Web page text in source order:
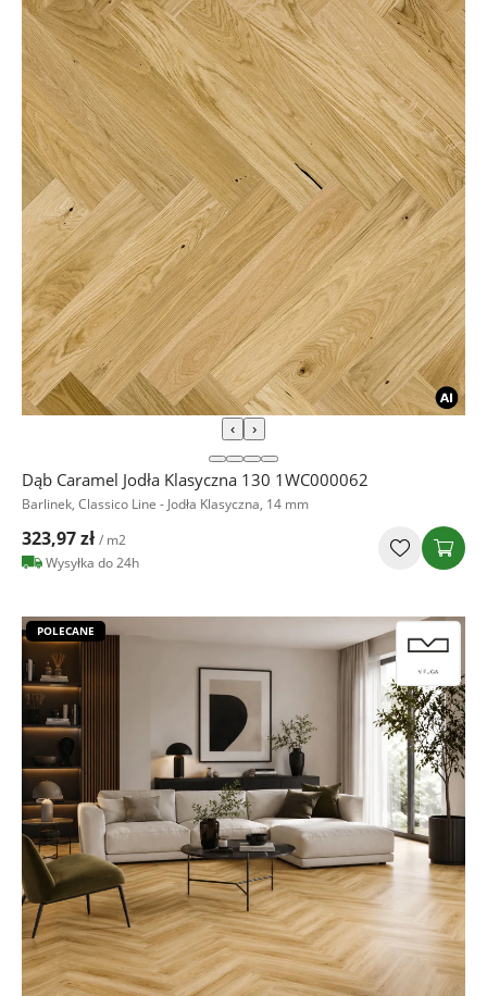
‹ ›
Dąb Caramel Jodła Klasyczna 130 1WC000062
Barlinek, Classico Line - Jodła Klasyczna, 14 mm
323,97 zł / m2
Wysyłka do 24h
POLECANE